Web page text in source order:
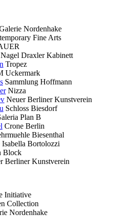
Nordenhake
Fine Arts
Nagel Draxler Kabinett
Tropez
Uckermark
Sammlung Hoffmann
Nizza
Neuer Berliner Kunstverein
Schloss Biesdorf
Plan B
Crone Berlin
Biesenthal
Isabella Bortolozzi
Block
Berliner Kunstverein
Initiative
Collection
Nordenhake